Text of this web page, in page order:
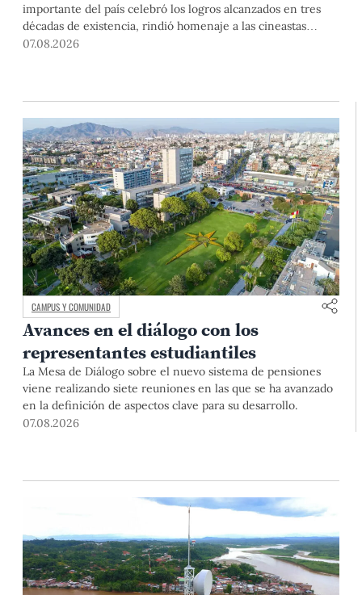
importante del país celebró los logros alcanzados en tres
décadas de existencia, rindió homenaje a las cineastas
Mariana Rondón y Marité Ugás, y planteó un llamado de
07.08.2026
CAMPUS Y COMUNIDAD
Avances en el diálogo con los
representantes estudiantiles
La Mesa de Diálogo sobre el nuevo sistema de pensiones
viene realizando siete reuniones en las que se ha avanzado
en la definición de aspectos clave para su desarrollo.
07.08.2026